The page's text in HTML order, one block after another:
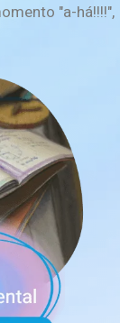
"a-há!!!!",